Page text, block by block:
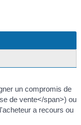
un compromis de
de vente</span>) ou
a recours ou